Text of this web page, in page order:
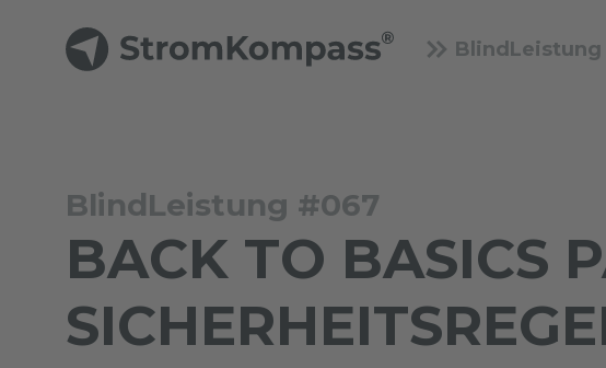
BlindLeistung
BlindLeistung #067
BACK TO BASICS